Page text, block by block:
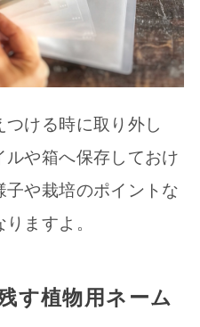
ける時に取り外し
や箱へ保存しておけ
や栽培のポイントな
ますよ。
す植物用ネーム